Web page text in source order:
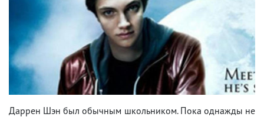
Даррен Шэн был обычным школьником. Пока однажды не